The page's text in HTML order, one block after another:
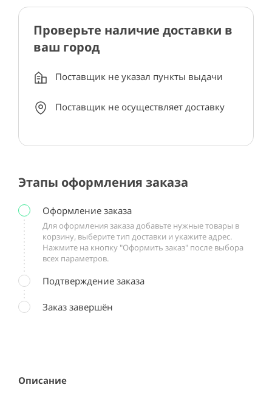
Описание
Проверьте наличие доставки в
ваш город
Поставщик не указал пункты выдачи
Поставщик не осуществляет доставку
Этапы оформления заказа
Оформление заказа
Для оформления заказа добавьте нужные товары в
корзину, выберите тип доставки и укажите адрес.
Нажмите на кнопку "Оформить заказ" после выбора
всех параметров.
Подтверждение заказа
Заказ завершён